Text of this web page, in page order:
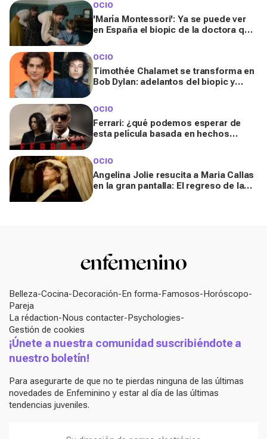
OCIO
'María Montessori': Ya se puede ver
en España el biopic de la doctora que
OCIO
Timothée Chalamet se transforma en
Bob Dylan: adelantos del biopic y
OCIO
Ferrari: ¿qué podemos esperar de
esta película basada en hechos
OCIO
Angelina Jolie resucita a Maria Callas
en la gran pantalla: El regreso de la
Belleza Cocina Decoración En forma Famosos Horóscopo
Pareja
La rédaction Nous contacter Psychologies
Gestión de cookies
¡Únete a nuestra comunidad suscribiéndote a
nuestro boletín!
Para asegurarte de que no te pierdas ninguna de las últimas
novedades de Enfeminino y estar al día de las últimas
tendencias juveniles.